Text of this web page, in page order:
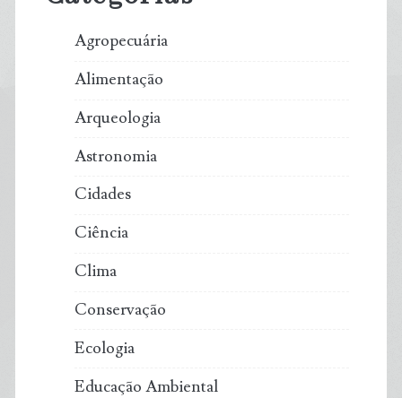
Agropecuária
Alimentação
Arqueologia
Astronomia
Cidades
Ciência
Clima
Conservação
Ecologia
Educação Ambiental